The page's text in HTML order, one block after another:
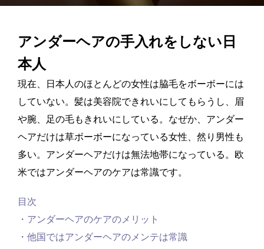
アンダーヘアの手入れをしない日
本人
現在、日本人のほとんどの女性は脇毛をボーボーには
していない。髪は美容院できれいにしてもらうし、眉
や腕、足の毛もきれいにしている。なぜか、アンダー
ヘアだけは草ボーボーになっている女性、然り男性も
多い。アンダーヘアだけは無法地帯になっている。欧
米ではアンダーヘアのケアは常識です。
目次
・アンダーヘアのケアのメリット
・他国ではアンダーヘアのメンテは常識